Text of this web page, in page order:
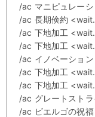
/ac マニピュレー
/ac 長期倹約
/ac 下地加工
/ac 下地加工
/ac イノベーショ
/ac 下地加工
/ac 下地加工
/ac グレートスト
/ac ビエルゴの祝